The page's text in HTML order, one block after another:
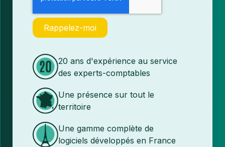
20 ans d'expérience au service
des experts-comptables
Une présence sur tout le
territoire
Une gamme complète de
logiciels développés en France